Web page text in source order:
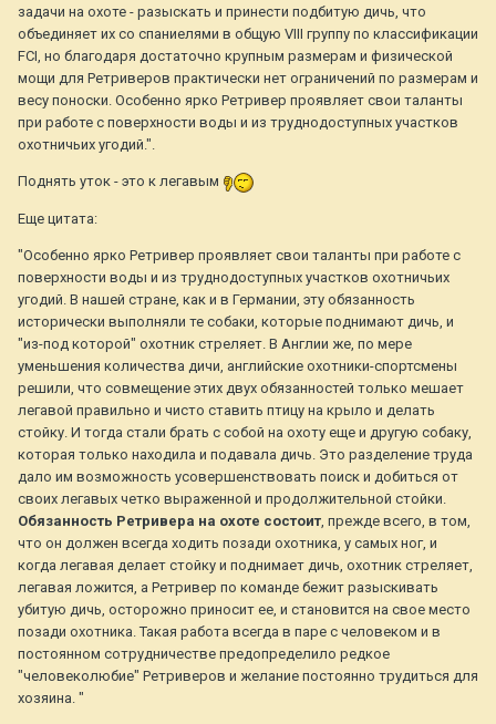
задачи на охоте - разыскать и принести подбитую дичь, что
объединяет их со спаниелями в общую VIII группу по классификации
FCI, но благодаря достаточно крупным размерам и физической
мощи для Ретриверов практически нет ограничений по размерам и
весу поноски. Особенно ярко Ретривер проявляет свои таланты
при работе с поверхности воды и из труднодоступных участков
охотничьих угодий.".
Поднять уток - это к легавым
Еще цитата:
"Особенно ярко Ретривер проявляет свои таланты при работе с
поверхности воды и из труднодоступных участков охотничьих
угодий. В нашей стране, как и в Германии, эту обязанность
исторически выполняли те собаки, которые поднимают дичь, и
"из-под которой" охотник стреляет. В Англии же, по мере
уменьшения количества дичи, английские охотники-спортсмены
решили, что совмещение этих двух обязанностей только мешает
легавой правильно и чисто ставить птицу на крыло и делать
стойку. И тогда стали брать с собой на охоту еще и другую собаку,
которая только находила и подавала дичь. Это разделение труда
дало им возможность усовершенствовать поиск и добиться от
своих легавых четко выраженной и продолжительной стойки.
Обязанность Ретривера на охоте состоит , прежде всего, в том,
что он должен всегда ходить позади охотника, у самых ног, и
когда легавая делает стойку и поднимает дичь, охотник стреляет,
легавая ложится, а Ретривер по команде бежит разыскивать
убитую дичь, осторожно приносит ее, и становится на свое место
позади охотника. Такая работа всегда в паре с человеком и в
постоянном сотрудничестве предопределило редкое
"человеколюбие" Ретриверов и желание постоянно трудиться для
хозяина. "